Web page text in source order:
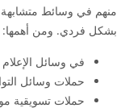
منهم في وسائط
بشكل فردي. ومن أهمها:
في وسائل الإعلام
حملات وسائل
حملات تسويقية